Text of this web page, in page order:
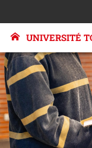
UNIVERSITÉ